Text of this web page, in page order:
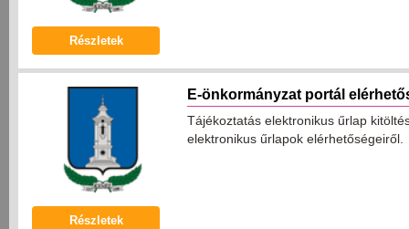
Részletek
E-önkormányzat portál
Tájékoztatás elektronikus űrlap
elektronikus űrlapok elérhetőségeiről.
Részletek